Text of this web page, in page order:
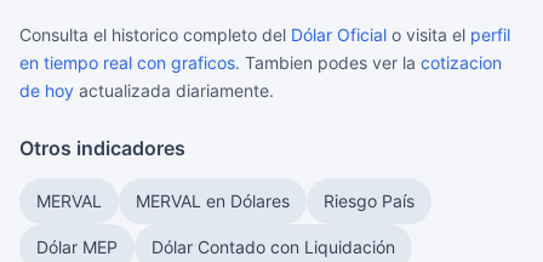
Consulta el historico completo del Dólar Oficial o visita el perfil
en tiempo real con graficos. Tambien podes ver la cotizacion
de hoy actualizada diariamente.
Otros indicadores
MERVAL MERVAL en Dólares Riesgo País
Dólar MEP Dólar Contado con Liquidación